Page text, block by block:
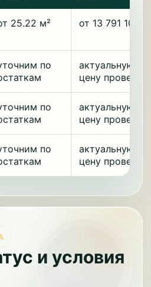
25.22 м² от 13 791 103 ₽
по
актуальную
цену проверим
по
актуальную
цену проверим
по
актуальную
цену проверим
и условия